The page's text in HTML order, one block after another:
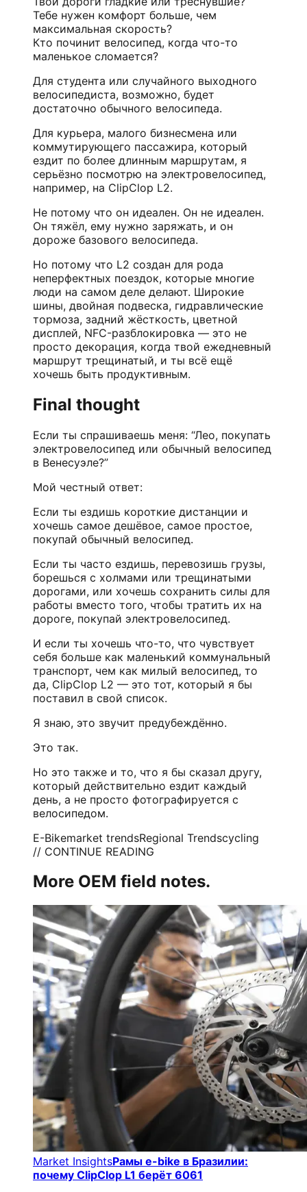
Тебе нужен комфорт больше, чем
максимальная скорость?
Кто починит велосипед, когда что-то
маленькое сломается?
Для студента или случайного выходного
велосипедиста, возможно, будет
достаточно обычного велосипеда.
Для курьера, малого бизнесмена или
коммутирующего пассажира, который
ездит по более длинным маршрутам, я
серьёзно посмотрю на электровелосипед,
например, на ClipClop L2.
Не потому что он идеален. Он не идеален.
Он тяжёл, ему нужно заряжать, и он
дороже базового велосипеда.
Но потому что L2 создан для рода
неперфектных поездок, которые многие
люди на самом деле делают. Широкие
шины, двойная подвеска, гидравлические
тормоза, задний жёсткость, цветной
дисплей, NFC-разблокировка — это не
просто декорация, когда твой ежедневный
маршрут трещинатый, и ты всё ещё
хочешь быть продуктивным.
Final thought
Если ты спрашиваешь меня: “Лео, покупать
электровелосипед или обычный велосипед
в Венесуэле?”
Мой честный ответ:
Если ты ездишь короткие дистанции и
хочешь самое дешёвое, самое простое,
покупай обычный велосипед.
Если ты часто ездишь, перевозишь грузы,
борешься с холмами или трещинатыми
дорогами, или хочешь сохранить силы для
работы вместо того, чтобы тратить их на
дороге, покупай электровелосипед.
И если ты хочешь что-то, что чувствует
себя больше как маленький коммунальный
транспорт, чем как милый велосипед, то
да, ClipClop L2 — это тот, который я бы
поставил в свой список.
Я знаю, это звучит предубеждённо.
Это так.
Но это также и то, что я бы сказал другу,
который действительно ездит каждый
день, а не просто фотографируется с
велосипедом.
E-Bikemarket trendsRegional Trendscycling
// CONTINUE READING
More OEM field notes.
Market InsightsРамы e-bike в Бразилии:
почему ClipClop L1 берёт 6061